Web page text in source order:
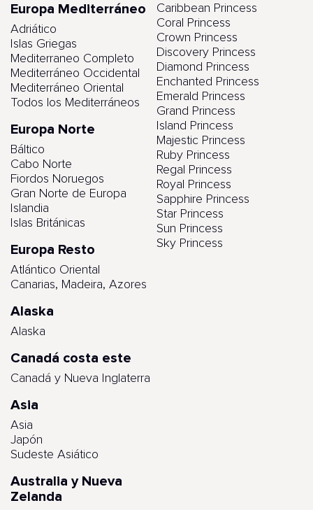
Europa Mediterráneo
Adriático
Islas Griegas
Mediterraneo Completo
Mediterráneo Occidental
Mediterráneo Oriental
Todos los Mediterráneos
Europa Norte
Báltico
Cabo Norte
Fiordos Noruegos
Gran Norte de Europa
Islandia
Islas Británicas
Europa Resto
Atlántico Oriental
Canarias, Madeira, Azores
Alaska
Alaska
Canadá costa este
Canadá y Nueva Inglaterra
Asia
Asia
Japón
Sudeste Asiático
Australia y Nueva
Zelanda
Caribbean Princess
Coral Princess
Crown Princess
Discovery Princess
Diamond Princess
Enchanted Princess
Emerald Princess
Grand Princess
Island Princess
Majestic Princess
Ruby Princess
Regal Princess
Royal Princess
Sapphire Princess
Star Princess
Sun Princess
Sky Princess